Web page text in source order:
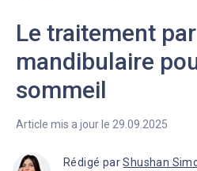
Le traitement
mandibulaire
sommeil
Article mis a jour le 29.09.2025
Rédigé parShushan